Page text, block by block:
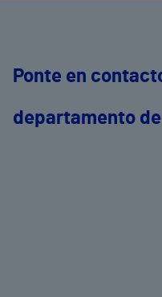
Ponte en
departamento